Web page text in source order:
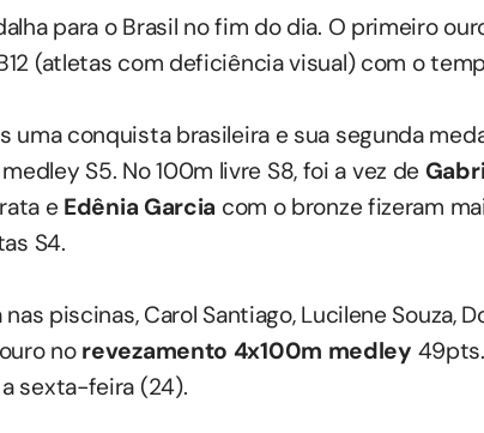
para o Brasil no fim do dia. O primeiro
(atletas com deficiência visual) com o
uma conquista brasileira e sua segunda
S5. No 100m livre S8, foi a vez de
e Edênia Garcia com o bronze fizeram
S4.
piscinas, Carol Santiago, Lucilene Souza,
norevezamento 4x100m medley
sexta-feira (24).